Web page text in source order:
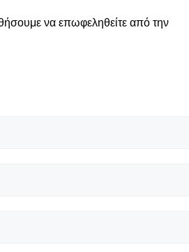
να επωφεληθείτε από την